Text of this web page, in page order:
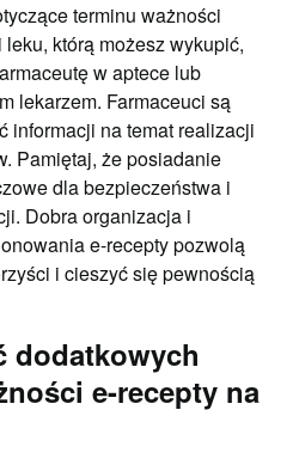
terminu ważności
którą możesz wykupić,
w aptece lub
lekarzem. Farmaceuci są
informacji na temat realizacji
Pamiętaj, że posiadanie
dla bezpieczeństwa i
Dobra organizacja i
e-recepty pozwolą
i cieszyć się pewnością
dodatkowych
e-recepty na